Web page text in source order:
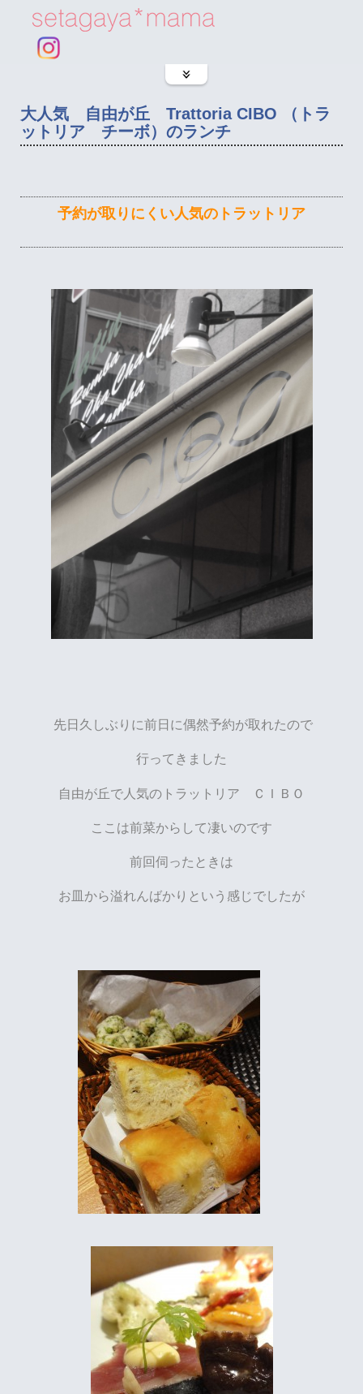
大人気 自由が丘 Trattoria CIBO （トラ
ットリア チーボ）のランチ
予約が取りにくい人気のトラットリア
先日久しぶりに前日に偶然予約が取れたので
行ってきました
自由が丘で人気のトラットリア ＣＩＢＯ
ここは前菜からして凄いのです
前回伺ったときは
お皿から溢れんばかりという感じでしたが